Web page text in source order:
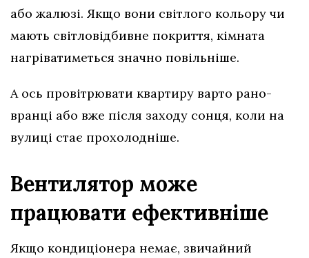
або жалюзі. Якщо вони світлого кольору чи
мають світловідбивне покриття, кімната
нагріватиметься значно повільніше.
А ось провітрювати квартиру варто рано-
вранці або вже після заходу сонця, коли на
вулиці стає прохолодніше.
Вентилятор може
працювати ефективніше
Якщо кондиціонера немає, звичайний